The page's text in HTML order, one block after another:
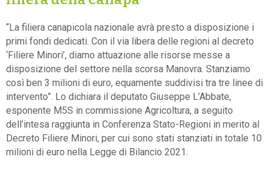
“La filiera canapicola nazionale avrà presto a disposizione i
primi fondi dedicati. Con il via libera delle regioni al decreto
‘Filiere Minori’, diamo attuazione alle risorse messe a
disposizione del settore nella scorsa Manovra. Stanziamo
così ben 3 milioni di euro, equamente suddivisi tra tre linee di
intervento”. Lo dichiara il deputato Giuseppe L’Abbate,
esponente M5S in commissione Agricoltura, a seguito
dell’intesa raggiunta in Conferenza Stato-Regioni in merito al
Decreto Filiere Minori, per cui sono stati stanziati in totale 10
milioni di euro nella Legge di Bilancio 2021.